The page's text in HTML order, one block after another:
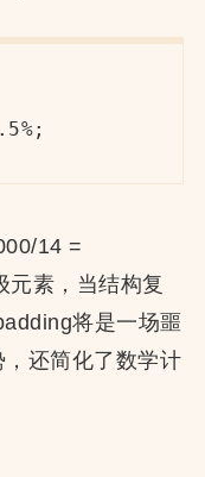
14 =
元素，当结构复
将是一场噩
还简化了数学计